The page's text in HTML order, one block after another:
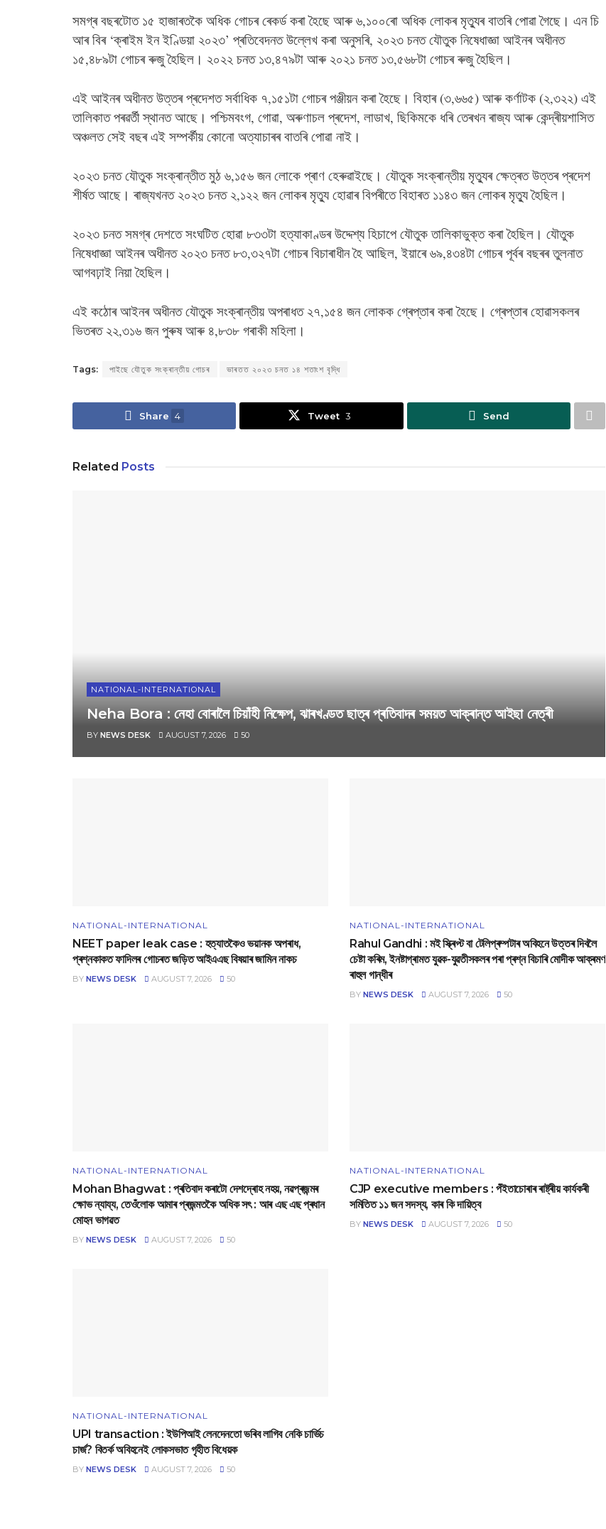
সমগ্ৰ বছৰটোত ১৫ হাজাৰতকৈ অধিক গোচৰ ৰেকৰ্ড কৰা হৈছে আৰু ৬,১০০ৰো অধিক লোকৰ মৃত্যুৰ বাতৰি পোৱা গৈছে। এন চি
আৰ বিৰ ‘ক্ৰাইম ইন ইণ্ডিয়া ২০২৩’ প্ৰতিবেদনত উল্লেখ কৰা অনুসৰি, ২০২৩ চনত যৌতুক নিষেধাজ্ঞা আইনৰ অধীনত
১৫,৪৮৯টা গোচৰ ৰুজু হৈছিল। ২০২২ চনত ১৩,৪৭৯টা আৰু ২০২১ চনত ১৩,৫৬৮টা গোচৰ ৰুজু হৈছিল।
এই আইনৰ অধীনত উত্তৰ প্ৰদেশত সৰ্বাধিক ৭,১৫১টা গোচৰ পঞ্জীয়ন কৰা হৈছে। বিহাৰ (৩,৬৬৫) আৰু কৰ্ণাটক (২,৩২২) এই
তালিকাত পৰৱৰ্তী স্থানত আছে। পশ্চিমবংগ, গোৱা, অৰুণাচল প্ৰদেশ, লাডাখ, ছিকিমকে ধৰি তেৰখন ৰাজ্য আৰু কেন্দ্ৰীয়শাসিত
অঞ্চলত সেই বছৰ এই সম্পৰ্কীয় কোনো অত্যাচাৰৰ বাতৰি পোৱা নাই।
২০২৩ চনত যৌতুক সংক্ৰান্তীত মুঠ ৬,১৫৬ জন লোকে প্ৰাণ হেৰুৱাইছে। যৌতুক সংক্ৰান্তীয় মৃত্যুৰ ক্ষেত্ৰত উত্তৰ প্ৰদেশ
শীৰ্ষত আছে। ৰাজ্যখনত ২০২৩ চনত ২,১২২ জন লোকৰ মৃত্যু হোৱাৰ বিপৰীতে বিহাৰত ১১৪৩ জন লোকৰ মৃত্যু হৈছিল।
২০২৩ চনত সমগ্ৰ দেশতে সংঘটিত হোৱা ৮৩৩টা হত্যাকাণ্ডৰ উদ্দেশ্য হিচাপে যৌতুক তালিকাভুক্ত কৰা হৈছিল। যৌতুক
নিষেধাজ্ঞা আইনৰ অধীনত ২০২৩ চনত ৮৩,৩২৭টা গোচৰ বিচাৰাধীন হৈ আছিল, ইয়াৰে ৬৯,৪৩৪টা গোচৰ পূৰ্বৰ বছৰৰ তুলনাত
আগবঢ়াই নিয়া হৈছিল।
এই কঠোৰ আইনৰ অধীনত যৌতুক সংক্ৰান্তীয় অপৰাধত ২৭,১৫৪ জন লোকক গ্ৰেপ্তাৰ কৰা হৈছে। গ্ৰেপ্তাৰ হোৱাসকলৰ
ভিতৰত ২২,৩১৬ জন পুৰুষ আৰু ৪,৮৩৮ গৰাকী মহিলা।
Tags: পাইছে যৌতুক সংক্ৰান্তীয় গোচৰ ভাৰতত ২০২৩ চনত ১৪ শতাংশ বৃদ্ধি
Share 4 Tweet 3 Send
Related Posts
NATIONAL-INTERNATIONAL
Neha Bora : নেহা বোৰালৈ চিয়াঁহী নিক্ষেপ, ঝাৰখণ্ডত ছাত্ৰ প্ৰতিবাদৰ সময়ত আক্ৰান্ত আইছা নেত্ৰী
BY NEWS DESK AUGUST 7, 2026 50
NATIONAL-INTERNATIONAL
NEET paper leak case : হত্যাতকৈও ভয়ানক অপৰাধ,
প্ৰশ্নকাকত ফাদিলৰ গোচৰত জড়িত আইএএছ বিষয়াৰ জামিন নাকচ
BY NEWS DESK AUGUST 7, 2026 50
NATIONAL-INTERNATIONAL
Rahul Gandhi : মই স্ক্ৰিপ্ট বা টেলিপ্ৰম্পটাৰ অবিহনে উত্তৰ দিবলৈ
চেষ্টা কৰিম, ইনষ্টাগ্ৰামত যুৱক-যুৱতীসকলৰ পৰা প্ৰশ্ন বিচাৰি মোদীক আক্ৰমণ
ৰাহুল গান্ধীৰ
BY NEWS DESK AUGUST 7, 2026 50
NATIONAL-INTERNATIONAL
Mohan Bhagwat : প্ৰতিবাদ কৰাটো দেশদ্ৰোহ নহয়, নৱপ্ৰজন্মৰ
ক্ষোভ ন্যায্য, তেওঁলোক আমাৰ প্ৰজন্মতকৈ অধিক সৎ : আৰ এছ এছ প্ৰধান
মোহন ভাগৱত
BY NEWS DESK AUGUST 7, 2026 50
NATIONAL-INTERNATIONAL
CJP executive members : পঁইতাচোৰাৰ ৰাষ্ট্ৰীয় কাৰ্যকৰী
সমিতিত ১১ জন সদস্য, কাৰ কি দায়িত্ব
BY NEWS DESK AUGUST 7, 2026 50
NATIONAL-INTERNATIONAL
UPI transaction : ইউপিআই লেনদেনতো ভৰিব লাগিব নেকি চাৰ্ভিচ
চাৰ্জ? বিতৰ্ক অবিহনেই লোকসভাত গৃহীত বিধেয়ক
BY NEWS DESK AUGUST 7, 2026 50